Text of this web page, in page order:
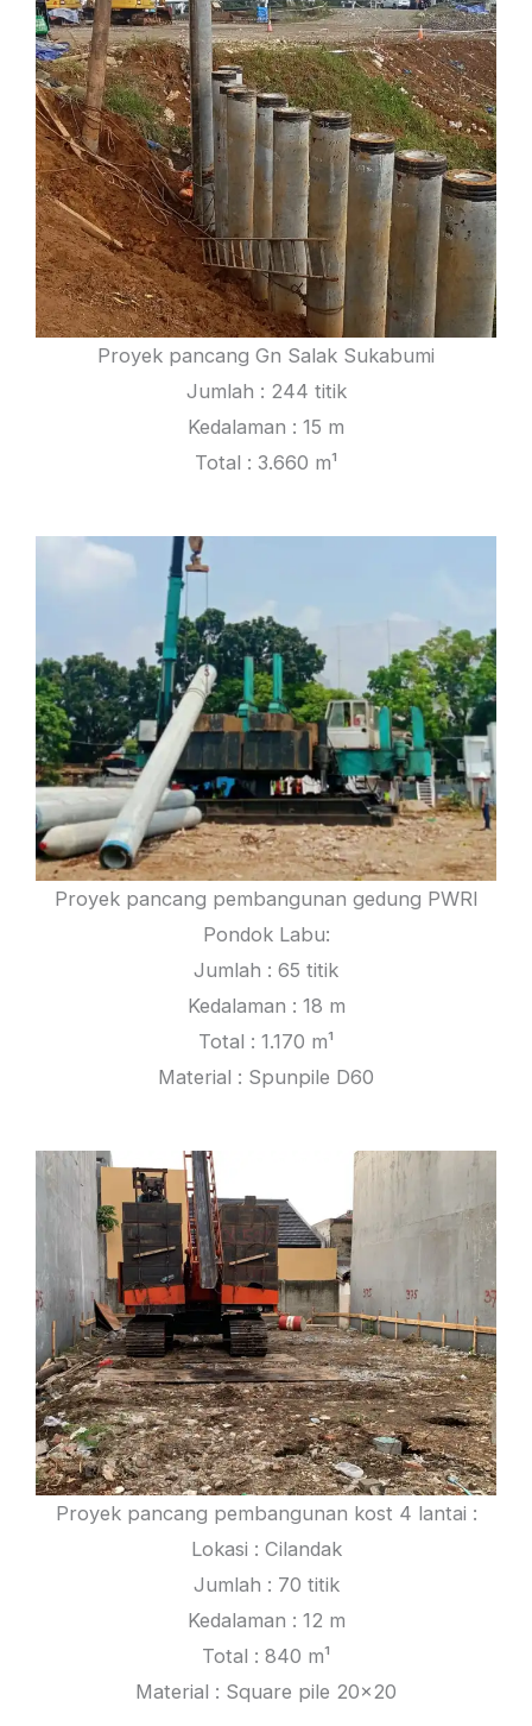
Proyek pancang Gn Salak Sukabumi
Jumlah : 244 titik
Kedalaman : 15 m
Total : 3.660 m¹
Proyek pancang pembangunan gedung PWRI
Pondok Labu:
Jumlah : 65 titik
Kedalaman : 18 m
Total : 1.170 m¹
Material : Spunpile D60
Proyek pancang pembangunan kost 4 lantai :
Lokasi : Cilandak
Jumlah : 70 titik
Kedalaman : 12 m
Total : 840 m¹
Material : Square pile 20×20